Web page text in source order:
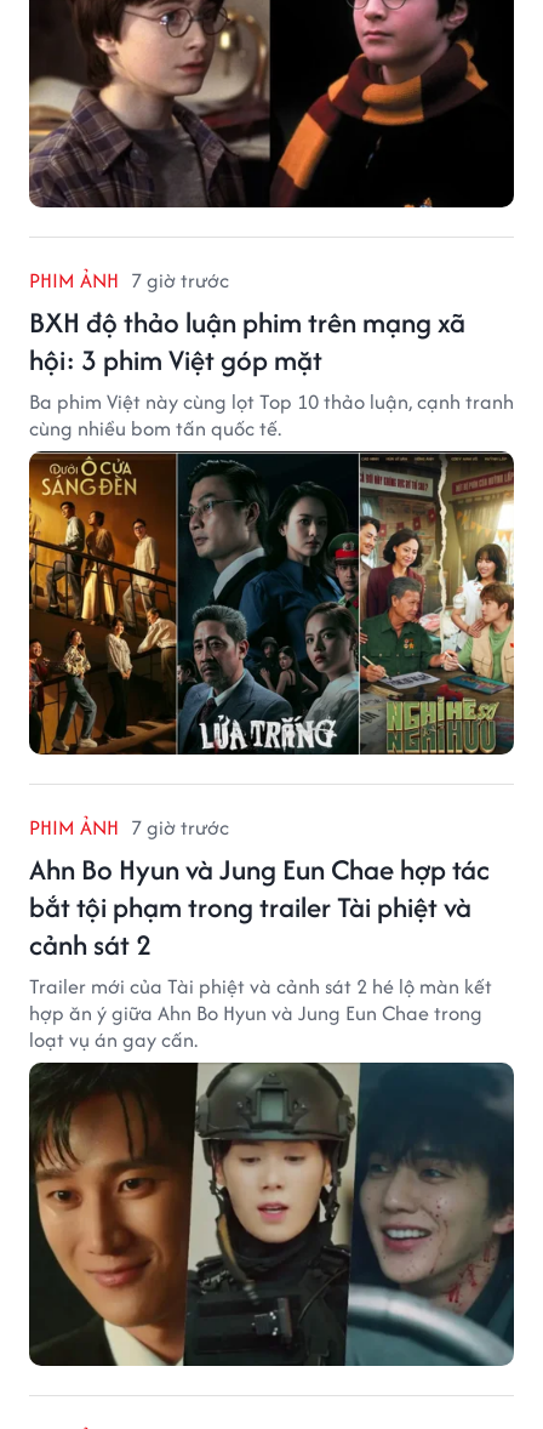
PHIM ẢNH 7 giờ trước
BXH độ thảo luận phim trên mạng xã
hội: 3 phim Việt góp mặt
Ba phim Việt này cùng lọt Top 10 thảo luận, cạnh tranh
cùng nhiều bom tấn quốc tế.
PHIM ẢNH 7 giờ trước
Ahn Bo Hyun và Jung Eun Chae hợp tác
bắt tội phạm trong trailer Tài phiệt và
cảnh sát 2
Trailer mới của Tài phiệt và cảnh sát 2 hé lộ màn kết
hợp ăn ý giữa Ahn Bo Hyun và Jung Eun Chae trong
loạt vụ án gay cấn.